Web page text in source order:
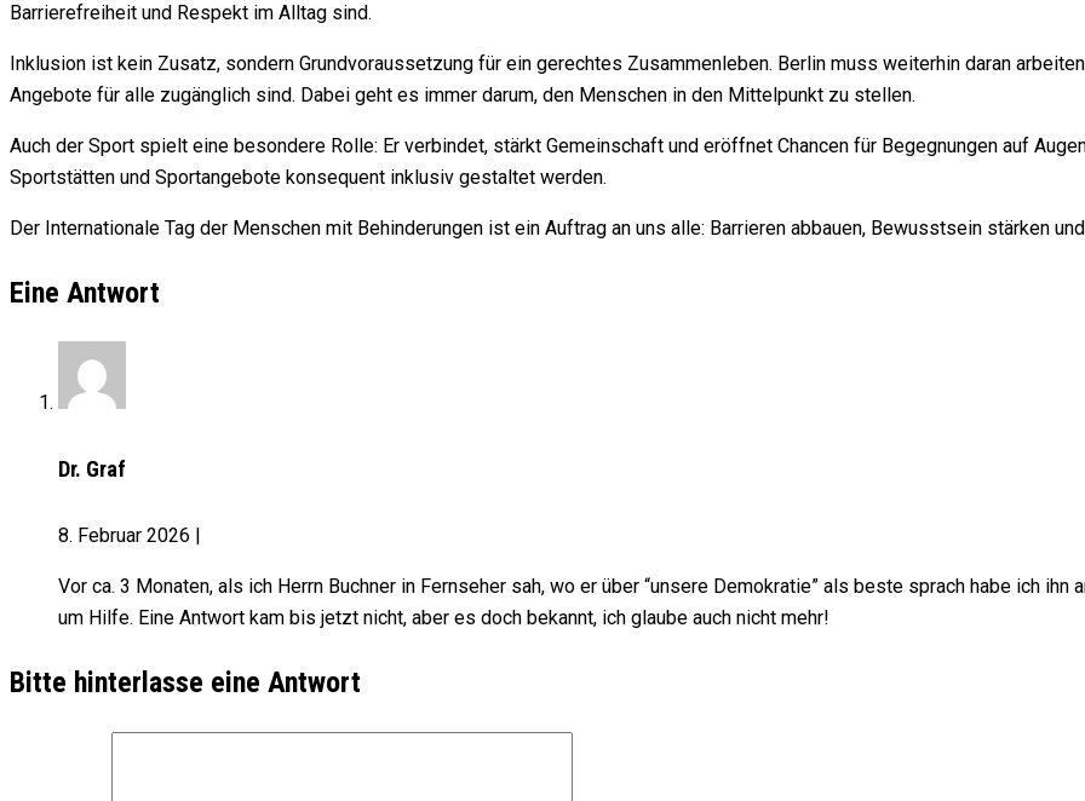
Barrierefreiheit und Respekt im Alltag sind.
Inklusion ist kein Zusatz, sondern Grundvoraussetzung für ein gerechtes Zusammenleben. Berlin muss weiterhin daran
Angebote für alle zugänglich sind. Dabei geht es immer darum, den Menschen in den Mittelpunkt zu stellen.
Auch der Sport spielt eine besondere Rolle: Er verbindet, stärkt Gemeinschaft und eröffnet Chancen für Begegnungen auf
Sportstätten und Sportangebote konsequent inklusiv gestaltet werden.
Der Internationale Tag der Menschen mit Behinderungen ist ein Auftrag an uns alle: Barrieren abbauen, Bewusstsein stärken
Eine Antwort
Dr. Graf
8. Februar 2026
Vor ca. 3 Monaten, als ich Herrn Buchner in Fernseher sah, wo er über “unsere Demokratie” als beste sprach habe ich
um Hilfe. Eine Antwort kam bis jetzt nicht, aber es doch bekannt, ich glaube auch nicht mehr!
Bitte hinterlasse eine Antwort